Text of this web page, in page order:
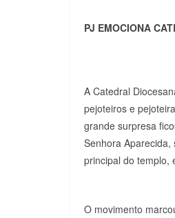
PJ EMOCIONA
A Catedral
pejoteiros e
grande surpresa
Senhora
principal do templo,
O movimento